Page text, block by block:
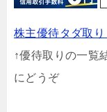
株主優待タダ取
↑優待取りの一覧
にどうぞ